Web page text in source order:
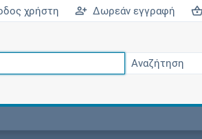
χρήστη Δωρεάν εγγραφή